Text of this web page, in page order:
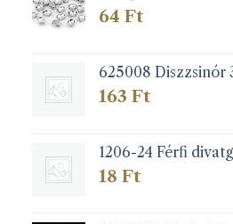
64 Ft
625008 Diszzsinór
163 Ft
1206-24 Férfi
18 Ft